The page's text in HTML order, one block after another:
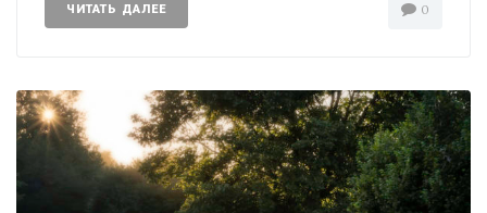
ЧИТАТЬ ДАЛЕЕ 0